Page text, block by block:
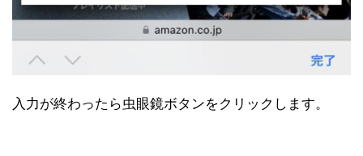
入力が終わったら虫眼鏡ボタンをクリックします。